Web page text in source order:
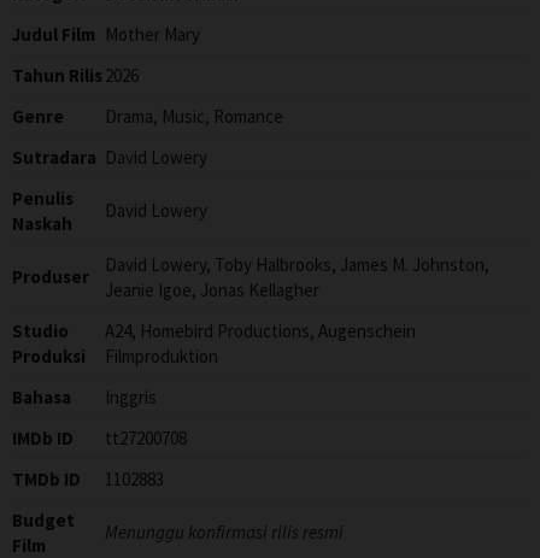
Judul Film Mother Mary
Tahun Rilis 2026
Genre
Drama, Music, Romance
Sutradara David Lowery
Penulis
Naskah
David Lowery
Produser
David Lowery, Toby Halbrooks, James M. Johnston,
Jeanie Igoe, Jonas Kellagher
Studio
Produksi
A24, Homebird Productions, Augenschein
Filmproduktion
Bahasa
Inggris
IMDb ID
tt27200708
TMDb ID
1102883
Budget
Film
Menunggu konfirmasi rilis resmi